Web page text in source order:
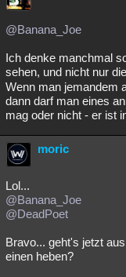
@Banana_Joe
Ich denke manchmal
sehen, und nicht nur
Wenn man jemandem
dann darf man eines
mag oder nicht - er ist
moric
Lol...
@Banana_Joe
@DeadPoet
Bravo... geht's jetzt
einen heben?